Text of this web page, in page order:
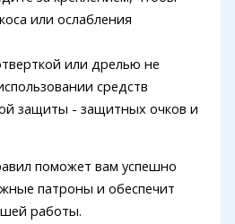
или ослабления
или дрелью не
средств
защиты - защитных очков и
поможет вам успешно
патроны и обеспечит
работы.